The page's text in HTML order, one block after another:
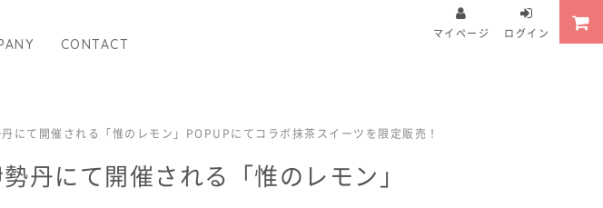
CONTACT
ログイン
マイページ
にて開催される「惟のレモン」POPUPにてコラボ抹茶スイーツを限定販売！
丹にて開催される「惟のレモン」